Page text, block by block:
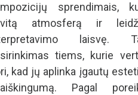
sprendimais,
atmosferą ir
laisvę.
tiems, kurie
kad jų aplinka įgautų
Pagal